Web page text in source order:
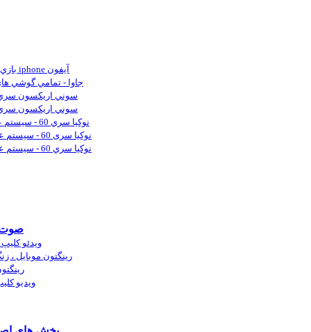
> بازي هاي كاربردي iphone آيفون
> جاوا - تمامي گوشي
> سوني اريكسون سري 60 -
> سوني اريكسون سري 60 -
> نوكيا سري 60 - سيستم عامل 6 - 7 - 8
> نوکیا سری 60 - سیستم عامل 9.3 - 9.4
> نوكيا سري 60 - سيستم عامل 9.1 - 9.2
صوت
> ويدئو
> رینگتون موبايل
>
> ویدیو